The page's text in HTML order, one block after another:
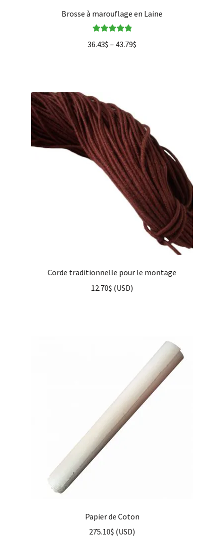
Brosse à marouflage en Laine
36.43$ – 43.79$
Corde traditionnelle pour le montage
12.70$ (USD)
Papier de Coton
275.10$ (USD)